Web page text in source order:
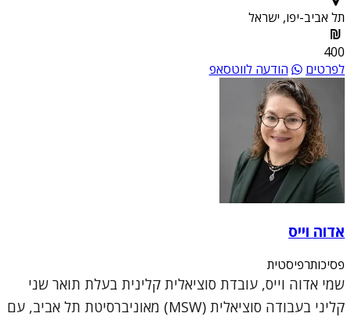
תל אביב-יפו, ישראל
400
לפרטים
הודעה לווטסאפ
אדוה וייס
פסיכותרפיסטית
שמי אדוה וייס, עובדת סוציאלית קלינית בעלת תואר שני
קליני בעבודה סוציאלית (MSW) מאוניברסיטת תל אביב, עם